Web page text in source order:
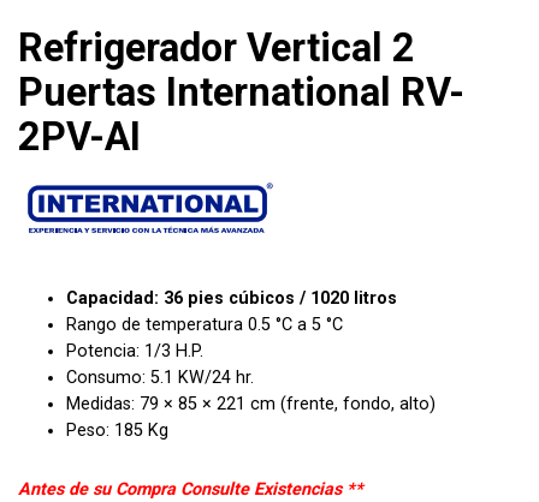
Refrigerador Vertical 2
Puertas International RV-
2PV-AI
Capacidad: 36 pies cúbicos / 1020 litros
Rango de temperatura 0.5 °C a 5 °C
Potencia: 1/3 H.P.
Consumo: 5.1 KW/24 hr.
Medidas: 79 × 85 × 221 cm (frente, fondo, alto)
Peso: 185 Kg
Antes de su Compra Consulte Existencias **